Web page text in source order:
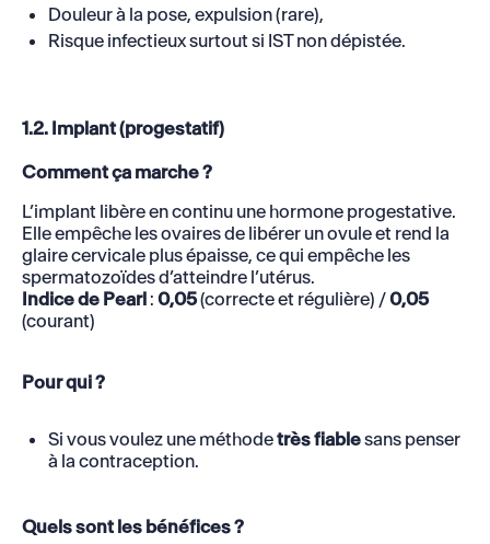
Douleur à la pose, expulsion (rare),
Risque infectieux surtout si IST non dépistée.
1.2. Implant (progestatif)
Comment ça marche ?
L’implant libère en continu une hormone progestative.
Elle empêche les ovaires de libérer un ovule et rend la
glaire cervicale plus épaisse, ce qui empêche les
spermatozoïdes d’atteindre l’utérus.
Indice de Pearl: 0,05(correcte et régulière) /0,05
(courant)
Pour qui ?
Si vous voulez une méthodetrès fiablesans penser
à la contraception.
Quels sont les bénéfices ?